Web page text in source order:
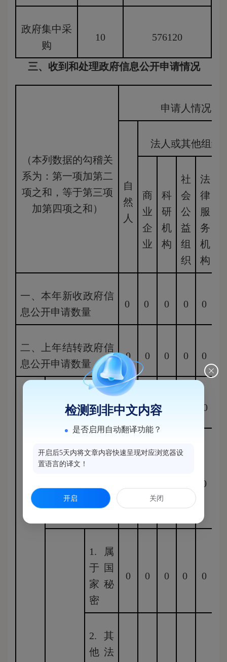
政府集中采
购
10 576120
三、收到和处理政府信息公开申请情况
（本列数据的勾稽关
系为：第一项加第二
项之和，等于第三项
加第四项之和）
申请人情况
自
然
人
法人或其他组织
商
业
企
业
科
研
机
构
社
会
公
益
组
织
法
律
服
务
机
构
一、本年新收政府信
息公开申请数量
0 0 0 0 0
二、上年结转政府信
息公开申请数量
0 0 0 0 0
（一）予以公
0 0 0
（二）部分公
开（区分处理
情形，不计其
0
1.属
于国
家秘
密
0 0 0 0 0
2.其
他法
检测到非中文内容
是否启用自动翻译功能？
开启后5天内将文章内容快速呈现对应浏览器设
置语言的译文！
开启 关闭